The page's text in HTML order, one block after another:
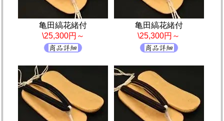
亀田縞花緒付
\25,300円～
亀田縞花緒付
\25,300円～